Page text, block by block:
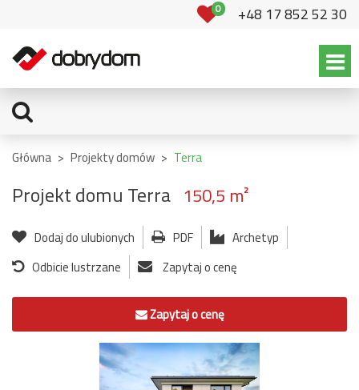
0 +48 17 852 52 30
Główna > Projekty domów > Terra
Projekt domu Terra 150,5 m²
Dodaj do ulubionych PDF
Archetyp
Odbicie lustrzane
Zapytaj o cenę
Zapytaj o cenę